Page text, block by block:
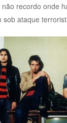
recordo onde
sob ataque